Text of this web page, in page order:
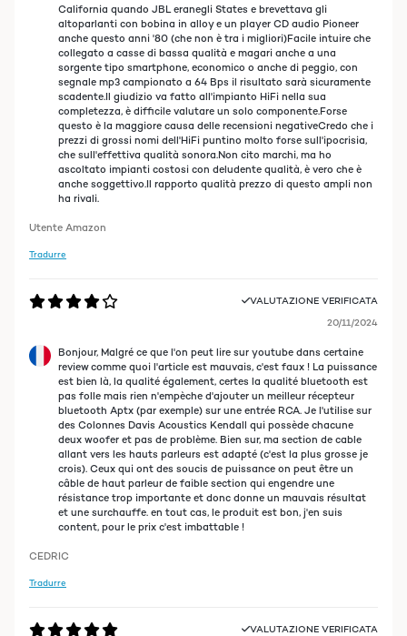
California quando JBL eranegli States e brevettava gli
altoparlanti con bobina in alloy e un player CD audio Pioneer
anche questo anni '80 (che non è tra i migliori)Facile intuire che
collegato a casse di bassa qualità e magari anche a una
sorgente tipo smartphone, economico o anche di peggio, con
segnale mp3 campionato a 64 Bps il risultato sarà sicuramente
scadente.Il giudizio va fatto all'impianto HiFi nella sua
completezza, è difficile valutare un solo componente.Forse
questo è la maggiore causa delle recensioni negativeCredo che i
prezzi di grossi nomi dell'HiFi puntino molto forse sull'ipocrisia,
che sull'effettiva qualità sonora.Non cito marchi, ma ho
ascoltato impianti costosi con deludente qualità, è vero che è
anche soggettivo.Il rapporto qualità prezzo di questo ampli non
ha rivali.
Utente Amazon
Tradurre
VALUTAZIONE VERIFICATA
20/11/2024
Bonjour, Malgré ce que l'on peut lire sur youtube dans certaine
review comme quoi l'article est mauvais, c'est faux ! La puissance
est bien là, la qualité également, certes la qualité bluetooth est
pas folle mais rien n'empèche d'ajouter un meilleur récepteur
bluetooth Aptx (par exemple) sur une entrée RCA. Je l'utilise sur
des Colonnes Davis Acoustics Kendall qui possède chacune
deux woofer et pas de problème. Bien sur, ma section de cable
allant vers les hauts parleurs est adapté (c'est la plus grosse je
crois). Ceux qui ont des soucis de puissance on peut être un
câble de haut parleur de faible section qui engendre une
résistance trop importante et donc donne un mauvais résultat
et une surchauffe. en tout cas, le produit est bon, j'en suis
content, pour le prix c'est imbattable !
CEDRIC
Tradurre
VALUTAZIONE VERIFICATA